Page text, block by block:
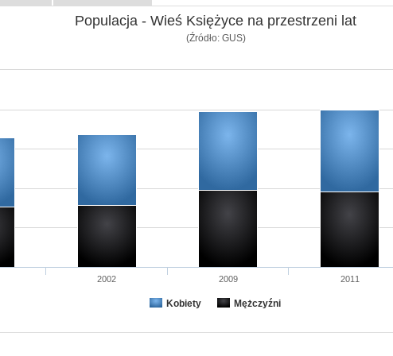
Populacja - Wieś Księżyce na przestrzeni lat
(Źródło: GUS)
Kobiety Mężczyźni
2002 2009 2011